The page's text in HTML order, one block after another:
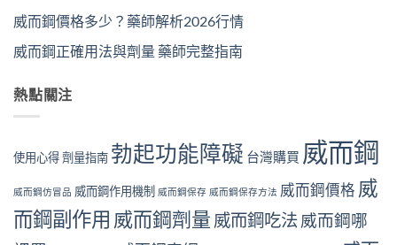
威而鋼價格多少？藥師解析2026行情
威而鋼正確用法與劑量 藥師完整指南
熱點關注
使用心得劑量指南 勃起功能障礙 台灣購買 威而鋼
威而鋼仿冒品 威而鋼作用機制 威而鋼保存 威而鋼保存方法 威而鋼價格 威
而鋼副作用 威而鋼劑量 威而鋼吃法威而鋼哪